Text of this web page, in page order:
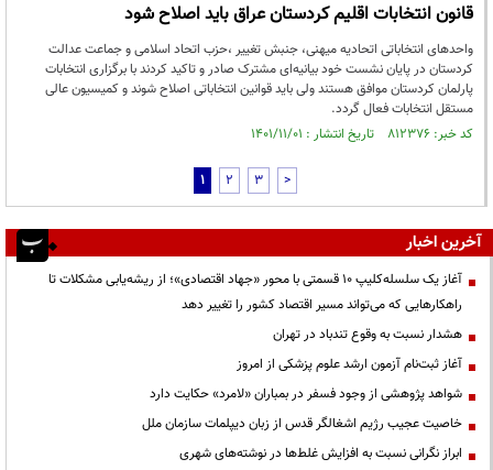
قانون انتخابات اقلیم کردستان عراق باید اصلاح شود
واحدهای انتخاباتی اتحادیه میهنی، جنبش تغییر ،حزب اتحاد اسلامی و جماعت عدالت
کردستان در پایان نشست خود بیانیه‌ای مشترک صادر و تاکید کردند با برگزاری انتخابات
پارلمان کردستان موافق هستند ولی باید قوانین انتخاباتی اصلاح شوند و کمیسیون عالی
مستقل انتخابات فعال گردد.
کد خبر: ۸۱۲۳۷۶ تاریخ انتشار : ۱۴۰۱/۱۱/۰۱
1 2 3 >
آخرین اخبار
آغاز یک سلسله‌کلیپ ۱۰ قسمتی با محور «جهاد اقتصادی»؛ از ریشه‌یابی مشکلات تا
راهکارهایی که می‌تواند مسیر اقتصاد کشور را تغییر دهد
هشدار نسبت به وقوع تندباد در تهران
آغاز ثبت‌نام آزمون ارشد علوم پزشکی از امروز
شواهد پژوهشی از وجود فسفر در بمباران «لامرد» حکایت دارد
خاصیت عجیب رژیم اشغالگر قدس از زبان دیپلمات سازمان ملل
ابراز نگرانی نسبت به افزایش غلط‌ها در نوشته‌های شهری